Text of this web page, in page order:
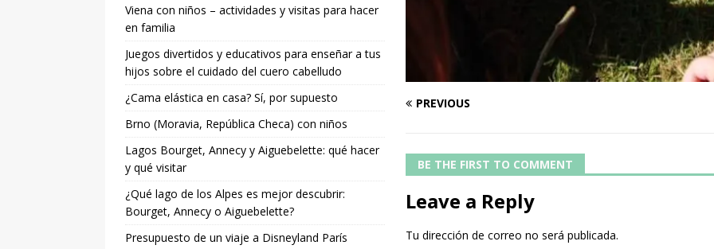
PREVIOUS
BE THE FIRST TO COMMENT
Leave a Reply
Tu dirección de correo no será publicada.
Viena con niños – actividades y visitas para hacer
en familia
Juegos divertidos y educativos para enseñar a tus
hijos sobre el cuidado del cuero cabelludo
¿Cama elástica en casa? Sí, por supuesto
Brno (Moravia, República Checa) con niños
Lagos Bourget, Annecy y Aiguebelette: qué hacer
y qué visitar
¿Qué lago de los Alpes es mejor descubrir:
Bourget, Annecy o Aiguebelette?
Presupuesto de un viaje a Disneyland París